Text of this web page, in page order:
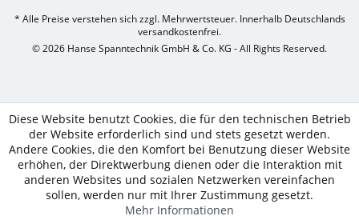
* Alle Preise verstehen sich zzgl. Mehrwertsteuer. Innerhalb Deutschlands
versandkostenfrei.
© 2026 Hanse Spanntechnik GmbH & Co. KG - All Rights Reserved.
Diese Website benutzt Cookies, die für den technischen Betrieb
der Website erforderlich sind und stets gesetzt werden.
Andere Cookies, die den Komfort bei Benutzung dieser Website
erhöhen, der Direktwerbung dienen oder die Interaktion mit
anderen Websites und sozialen Netzwerken vereinfachen
sollen, werden nur mit Ihrer Zustimmung gesetzt.
Mehr Informationen